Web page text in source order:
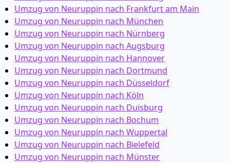
Umzug von Neuruppin nach Frankfurt am Main
Umzug von Neuruppin nach München
Umzug von Neuruppin nach Nürnberg
Umzug von Neuruppin nach Augsburg
Umzug von Neuruppin nach Hannover
Umzug von Neuruppin nach Dortmund
Umzug von Neuruppin nach Düsseldorf
Umzug von Neuruppin nach Köln
Umzug von Neuruppin nach Duisburg
Umzug von Neuruppin nach Bochum
Umzug von Neuruppin nach Wuppertal
Umzug von Neuruppin nach Bielefeld
Umzug von Neuruppin nach Münster